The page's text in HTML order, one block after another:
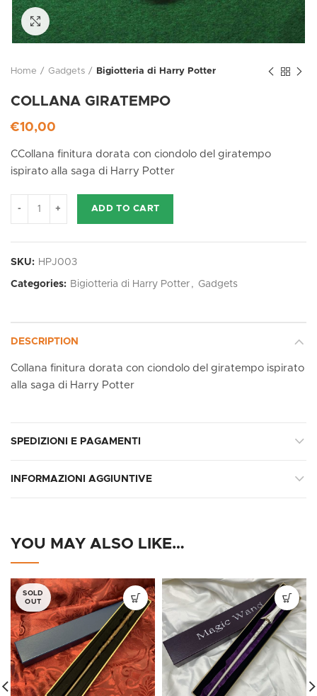
Click to enlarge
Home Gadgets Bigiotteria di Harry Potter
COLLANA GIRATEMPO
€10,00
CCollana finitura dorata con ciondolo del giratempo
ispirato alla saga di Harry Potter
ADD TO CART
SKU: HPJ003
Categories: Bigiotteria di Harry Potter , Gadgets
DESCRIPTION
Collana finitura dorata con ciondolo del giratempo ispirato
alla saga di Harry Potter
SPEDIZIONI E PAGAMENTI
INFORMAZIONI AGGIUNTIVE
YOU MAY ALSO LIKE…
SOLD
OUT